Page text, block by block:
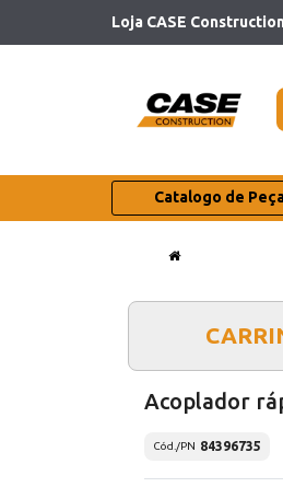
Loja CASE
Catalogo de
Acoplador
Cód./PN 84396735